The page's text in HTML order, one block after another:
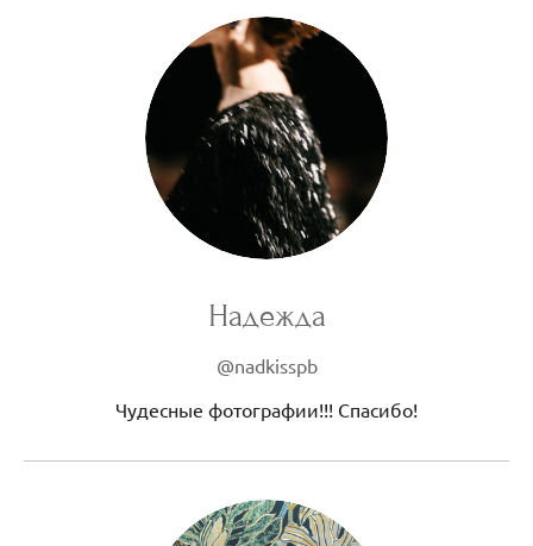
Надежда
@nadkisspb
Чудесные фотографии!!! Спасибо!